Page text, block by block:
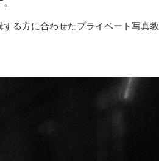
る方に合わせたプライベート写真教